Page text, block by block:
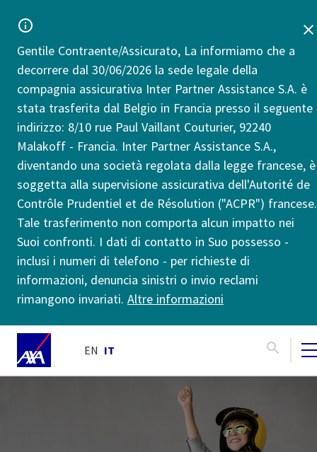
Gentile Contraente/Assicurato, La informiamo che a
decorrere dal 30/06/2026 la sede legale della
compagnia assicurativa Inter Partner Assistance S.A. è
stata trasferita dal Belgio in Francia presso il seguente
indirizzo: 8/10 rue Paul Vaillant Couturier, 92240
Malakoff - Francia. Inter Partner Assistance S.A.,
diventando una società regolata dalla legge francese, è
soggetta alla supervisione assicurativa dell'Autorité de
Contrôle Prudentiel et de Résolution ("ACPR") francese.
Tale trasferimento non comporta alcun impatto nei
Suoi confronti. I dati di contatto in Suo possesso -
inclusi i numeri di telefono - per richieste di
informazioni, denuncia sinistri o invio reclami
rimangono invariati. Altre informazioni
EN IT